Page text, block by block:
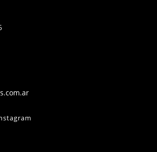
Opens
application